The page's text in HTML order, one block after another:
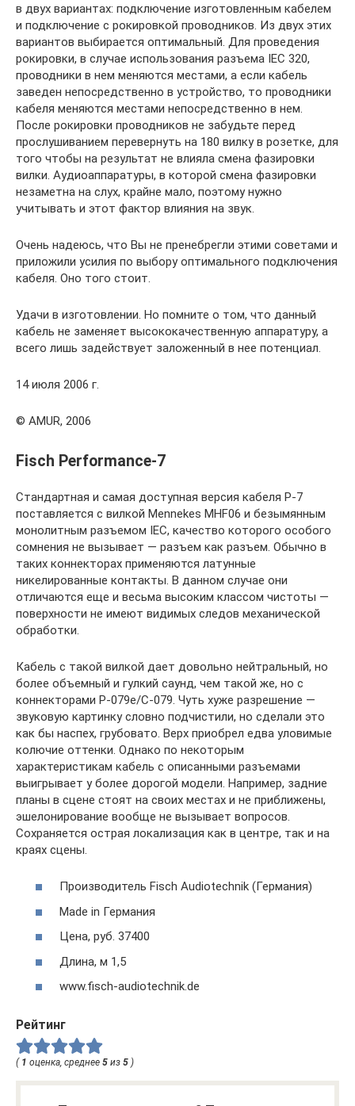
в двух вариантах: подключение изготовленным кабелем
и подключение с рокировкой проводников. Из двух этих
вариантов выбирается оптимальный. Для проведения
рокировки, в случае использования разъема IEC 320,
проводники в нем меняются местами, а если кабель
заведен непосредственно в устройство, то проводники
кабеля меняются местами непосредственно в нем.
После рокировки проводников не забудьте перед
прослушиванием перевернуть на 180 вилку в розетке, для
того чтобы на результат не влияла смена фазировки
вилки. Аудиоаппаратуры, в которой смена фазировки
незаметна на слух, крайне мало, поэтому нужно
учитывать и этот фактор влияния на звук.
Очень надеюсь, что Вы не пренебрегли этими советами и
приложили усилия по выбору оптимального подключения
кабеля. Оно того стоит.
Удачи в изготовлении. Но помните о том, что данный
кабель не заменяет высококачественную аппаратуру, а
всего лишь задействует заложенный в нее потенциал.
14 июля 2006 г.
© AMUR, 2006
Fisch Performance-7
Стандартная и самая доступная версия кабеля P-7
поставляется с вилкой Mennekes MHF06 и безымянным
монолитным разъемом IEC, качество которого особого
сомнения не вызывает — разъем как разъем. Обычно в
таких коннекторах применяются латунные
никелированные контакты. В данном случае они
отличаются еще и весьма высоким классом чистоты —
поверхности не имеют видимых следов механической
обработки.
Кабель с такой вилкой дает довольно нейтральный, но
более объемный и гулкий саунд, чем такой же, но с
коннекторами P-079e/С-079. Чуть хуже разрешение —
звуковую картинку словно подчистили, но сделали это
как бы наспех, грубовато. Верх приобрел едва уловимые
колючие оттенки. Однако по некоторым
характеристикам кабель с описанными разъемами
выигрывает у более дорогой модели. Например, задние
планы в сцене стоят на своих местах и не приближены,
эшелонирование вообще не вызывает вопросов.
Сохраняется острая локализация как в центре, так и на
краях сцены.
Производитель Fisch Audiotechnik (Германия)
Made in Германия
Цена, руб. 37400
Длина, м 1,5
www.fisch-audiotechnik.de
Рейтинг
( 1 оценка, среднее 5 из 5 )